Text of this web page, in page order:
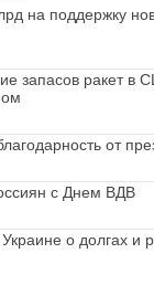
на поддержку
запасов ракет в
от
с Днем ВДВ
о долгах и